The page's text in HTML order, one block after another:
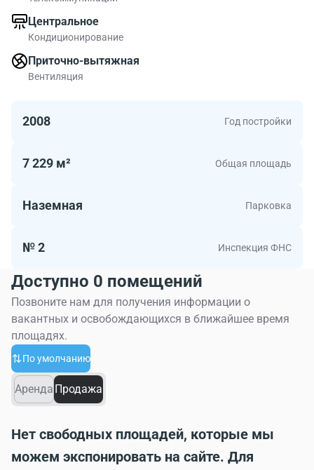
Центральное
Кондиционирование
Приточно-вытяжная
Вентиляция
2008 Год постройки
7 229 м² Общая площадь
Наземная Парковка
№ 2 Инспекция ФНС
Доступно 0 помещений
Позвоните нам для получения информации о
вакантных и освобождающихся в ближайшее время
площадях.
По умолчанию
Аренда Продажа
Нет свободных площадей, которые мы
можем экспонировать на сайте. Для